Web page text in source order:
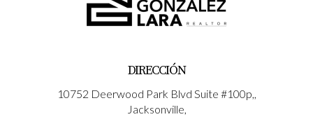
DIRECCIÓN
10752 Deerwood Park Blvd Suite #100p,,
Jacksonville,